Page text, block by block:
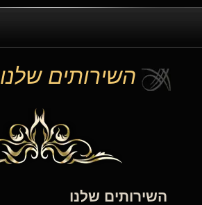
השירותים שלנו
השירותים שלנו